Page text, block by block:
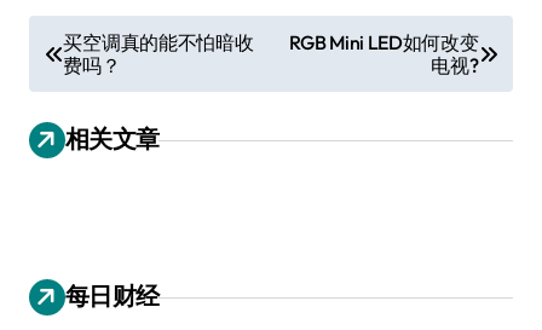
章
导
航
买空调真的能不怕暗收
费吗？
RGB Mini LED如何改变
电视?
相关文章
每日财经